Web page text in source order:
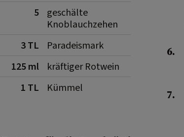
5
geschälte
Knoblauchzehen
3 TL
Paradeismark
125 ml
kräftiger Rotwein
1 TL
Kümmel